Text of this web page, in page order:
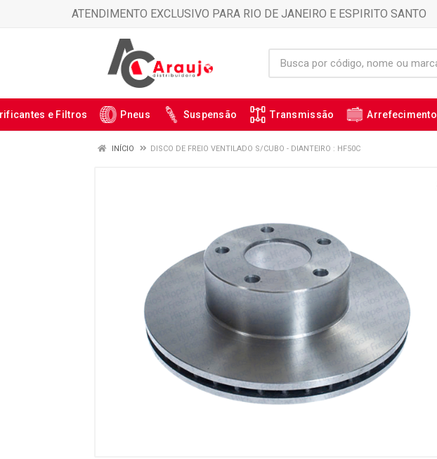
ATENDIMENTO EXCLUSIVO PARA RIO DE JANEIRO E ESPIRITO SANTO
e Filtros Pneus Suspensão Transmissão Arrefecimento
INÍCIO DISCO DE FREIO VENTILADO S/CUBO - DIANTEIRO : HF50C